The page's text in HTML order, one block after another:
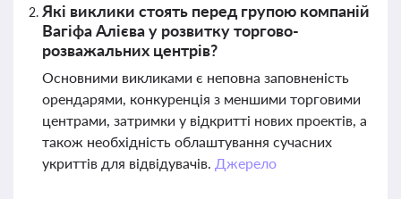
Які виклики стоять перед групою компаній
Вагіфа Алієва у розвитку торгово-
розважальних центрів?
Основними викликами є неповна заповненість
орендарями, конкуренція з меншими торговими
центрами, затримки у відкритті нових проектів, а
також необхідність облаштування сучасних
укриттів для відвідувачів. Джерело